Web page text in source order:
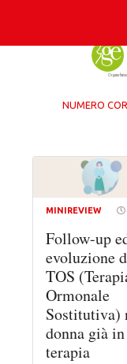
NUMERO
MINIREVIEW
Follow-up
evoluzione
TOS
Ormonale
Sostitutiva)
donna già in
terapia